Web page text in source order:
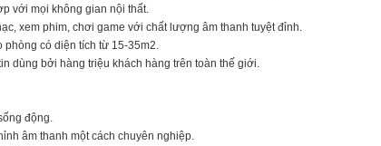
với mọi không gian nội thất.
xem phim, chơi game với chất lượng âm thanh tuyệt đỉnh.
có diện tích từ 15-35m2.
dùng bởi hàng triệu khách hàng trên toàn thế giới.
động.
âm thanh một cách chuyên nghiệp.